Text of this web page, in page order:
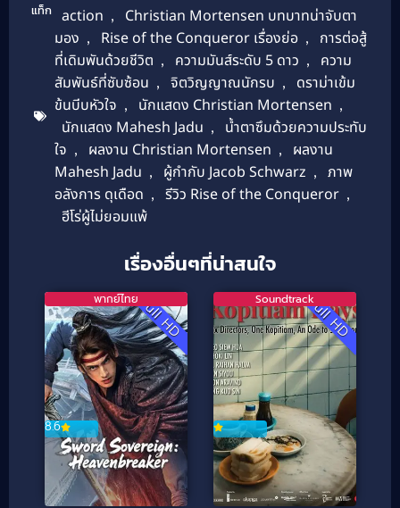
แท็ก action ,
Christian Mortensen บทบาทน่าจับตา
มอง , Rise of the Conqueror เรื่องย่อ ,
การต่อสู้
ที่เดิมพันด้วยชีวิต , ความมันส์ระดับ 5 ดาว ,
ความ
สัมพันธ์ที่ซับซ้อน , จิตวิญญาณนักรบ ,
ดราม่าเข้ม
ข้นบีบหัวใจ , นักแสดง Christian Mortensen ,
นักแสดง Mahesh Jadu ,
น้ำตาซึมด้วยความประทับ
ใจ , ผลงาน Christian Mortensen ,
ผลงาน
Mahesh Jadu , ผู้กำกับ Jacob Schwarz ,
ภาพ
อลังการ ดุเดือด , รีวิว Rise of the Conqueror ,
ฮีโร่ผู้ไม่ยอมแพ้
เรื่องอื่นๆที่น่าสนใจ
Full HD
8.6
พากย์ไทย Full HD
Soundtrack